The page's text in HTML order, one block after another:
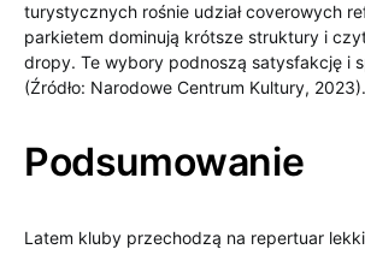
turystycznych rośnie udział coverowych
parkietem dominują krótsze struktury i
dropy. Te wybory podnoszą satysfakcję i
(Źródło: Narodowe Centrum Kultury, 2023).
Podsumowanie
Latem kluby przechodzą na repertuar